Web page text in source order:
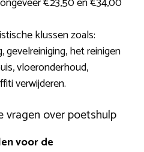
klussen zoals:
gevelreiniging, het reinigen
vloeronderhoud,
verwijderen.
vragen over poetshulp
voor de